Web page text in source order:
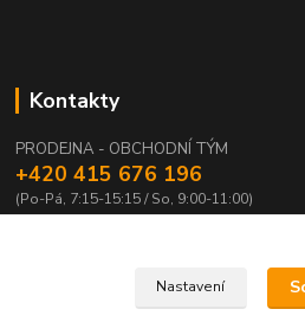
Kontakty
PRODEJNA - OBCHODNÍ TÝM
+420 415 676 196
(Po-Pá, 7:15-15:15 / So, 9:00-11:00)
Nastavení